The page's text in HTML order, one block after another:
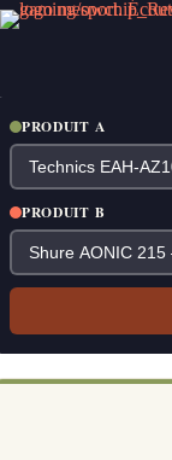
Passer
au
PRODUIT A
PRODUIT B